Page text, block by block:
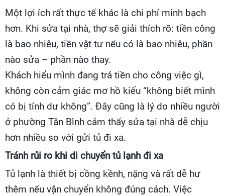
Một lợi ích rất thực tế khác là chi phí minh bạch
hơn. Khi sửa tại nhà, thợ sẽ giải thích rõ: tiền công
là bao nhiêu, tiền vật tư nếu có là bao nhiêu, phần
nào sửa – phần nào thay.
Khách hiểu mình đang trả tiền cho công việc gì,
không còn cảm giác mơ hồ kiểu “không biết mình
có bị tính dư không”. Đây cũng là lý do nhiều người
ở phường Tân Bình cảm thấy sửa tại nhà dễ chịu
hơn nhiều so với gửi tủ đi xa.
Tránh rủi ro khi di chuyển tủ lạnh đi xa
Tủ lạnh là thiết bị cồng kềnh, nặng và rất dễ hư
thêm nếu vận chuyển không đúng cách. Việc